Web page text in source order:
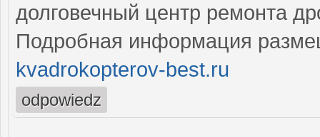
долговечный центр ремонта
Подробная информация
kvadrokopterov-best.ru
odpowiedz